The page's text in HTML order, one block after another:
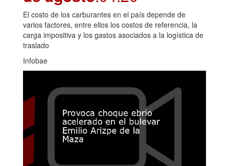
El costo de los carburantes en el país depende de
varios factores, entre ellos los costos de referencia, la
carga impositiva y los gastos asociados a la logística de
traslado
Infobae